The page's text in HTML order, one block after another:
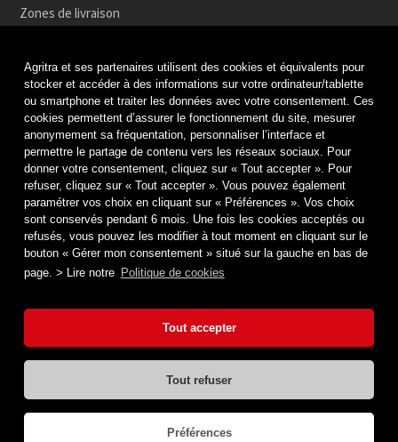
Zones de livraison
Paiement sécurisé
Médiation de la consommation
Protection des données
Politique de cookies
Mentions légales & Crédits
Tous droits réservés -Réalisation : akadom.com
Agritra et ses partenaires utilisent des cookies et équivalents pour
stocker et accéder à des informations sur votre ordinateur/tablette
ou smartphone et traiter les données avec votre consentement. Ces
cookies permettent d’assurer le fonctionnement du site, mesurer
anonymement sa fréquentation, personnaliser l’interface et
permettre le partage de contenu vers les réseaux sociaux. Pour
donner votre consentement, cliquez sur « Tout accepter ». Pour
refuser, cliquez sur « Tout accepter ». Vous pouvez également
paramétrer vos choix en cliquant sur « Préférences ». Vos choix
sont conservés pendant 6 mois. Une fois les cookies acceptés ou
refusés, vous pouvez les modifier à tout moment en cliquant sur le
bouton « Gérer mon consentement » situé sur la gauche en bas de
page. > Lire notre Politique de cookies
Tout accepter
Tout refuser
Préférences